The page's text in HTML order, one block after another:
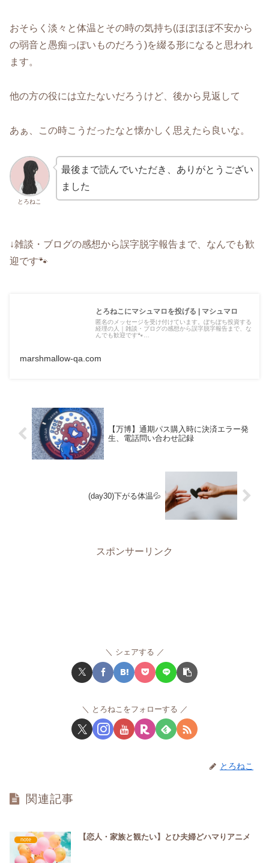
おそらく淡々と体温とその時の気持ち(ほぼほぼ不安から
の弱音と愚痴っぽいものだろう)を綴る形になると思われ
ます。
他の方の役には立たないだろうけど、後から見返して
あぁ、この時こうだったなと懐かしく思えたら良いな。
とろねこ
最後まで読んでいただき、ありがとうござい
ました
↓雑談・ブログの感想から誤字脱字報告まで、なんでも歓
迎です🐾
とろねこにマシュマロを投げる | マシュマロ
匿名のメッセージを受け付けています。ぼちぼち投資する
経理の人｜雑談・ブログの感想から誤字脱字報告まで、な
んでも歓迎です🐾…
marshmallow-qa.com
【万博】通期パス購入時に決済エラー発
生、電話問い合わせ記録
(day30)下がる体温💦
スポンサーリンク
シェアする
とろねこをフォローする
とろねこ
関連記事
note 【恋人・家族と観たい】とひ夫婦どハマりアニメ